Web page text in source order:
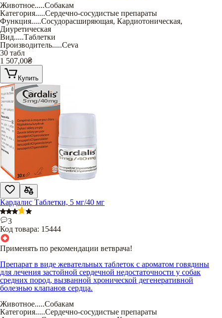
Животное.....Собакам
Категория.....Сердечно-сосудистые препараты
Функция.....Сосудорасширяющая, Кардиотоническая,
Диуретическая
Вид.....Таблетки
Производитель.....Ceva
30 табл
1 507,00₴
Купить
Кардалис Таблетки, 5 мг/40 мг
3
Код товара: 15444
Применять по рекомендации ветврача!
Препарат в виде жевательных таблеток с ароматом говядины
для лечения застойной сердечной недостаточности у собак
средних пород, вызванной хронической дегенеративной
болезнью клапанов сердца.
Животное.....Собакам
Категория.....Сердечно-сосудистые препараты